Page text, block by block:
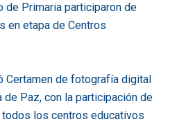
de Primaria participaron de
en etapa de Centros
Certamen de fotografía digital
de Paz, con la participación de
los centros educativos